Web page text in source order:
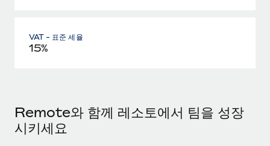
VAT - 표준 세율
15%
Remote와 함께 레소토에서 팀을 성장
시키세요